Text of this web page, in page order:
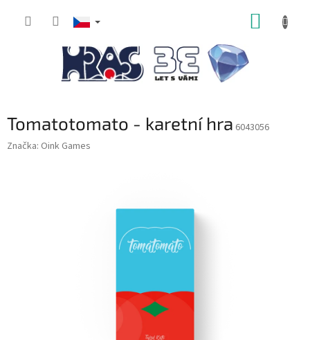
Tomatotomato - karetní hra 6043056
Značka: Oink Games